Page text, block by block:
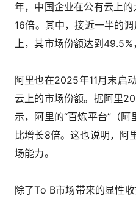
年，中国企业在公有云上
16倍。其中，接近一半的
上，其市场份额达到49.5%
阿里也在2025年11月末启
云上的市场份额。据阿里
示，阿里的“百炼平台”（
比增长8倍。这也说明，阿
场能力。
除了To B市场带来的显性